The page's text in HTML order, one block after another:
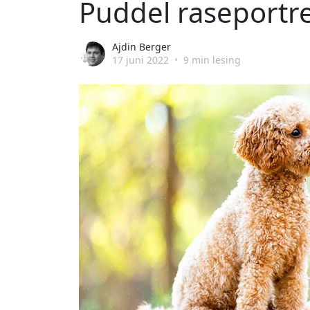
Puddel
Ajdin Berger
17 juni 2022 • 9 min lesing